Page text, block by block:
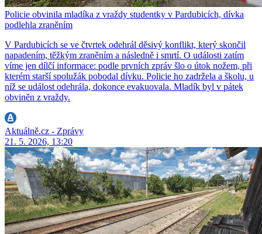
Policie obvinila mladíka z vraždy studentky v Pardubicích, dívka
podlehla zraněním
V Pardubicích se ve čtvrtek odehrál děsivý konflikt, který skončil
napadením, těžkým zraněním a následně i smrtí. O události zatím
víme jen dílčí informace: podle prvních zpráv šlo o útok nožem, při
kterém starší spolužák pobodal dívku. Policie ho zadržela a školu, u
níž se událost odehrála, dokonce evakuovala. Mladík byl v pátek
obviněn z vraždy.
Aktuálně.cz - Zprávy
21. 5. 2026, 13:20